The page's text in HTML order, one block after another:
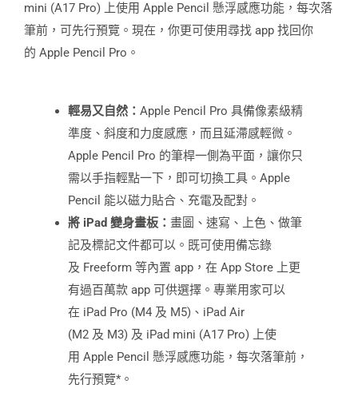
mini (A17 Pro) 上使用 Apple Pencil 懸浮感應功能，每次落
筆前，可先行預覽。現在，你更可使用尋找 app 找回你
的 Apple Pencil Pro。
輕易又自然： Apple Pencil Pro 具備像素級精
準度、斜度和力度感應，而且延滯感輕微。
Apple Pencil Pro 的筆桿一側為平面，讓你只
需以手指輕點一下，即可切換工具。Apple
Pencil 能以磁力貼合、充電及配對。
將 iPad 變身畫板： 畫圖、速寫、上色、做筆
記及標記文件都可以。既可使用備忘錄
及 Freeform 等內置 app，在 App Store 上更
有過百萬款 app 可供選擇。專業用家可以
在 iPad Pro (M4 及 M5)、iPad Air
(M2 及 M3) 及 iPad mini (A17 Pro) 上使
用 Apple Pencil 懸浮感應功能，每次落筆前，
先行預覽*。